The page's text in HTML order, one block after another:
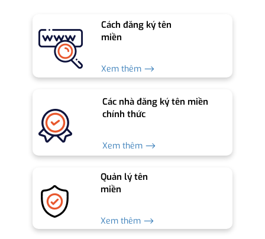
Cách đăng ký tên
miền
Xem thêm ⟶
Các nhà đăng ký tên miền
chính thức
Xem thêm ⟶
Quản lý tên
miền
Xem thêm ⟶